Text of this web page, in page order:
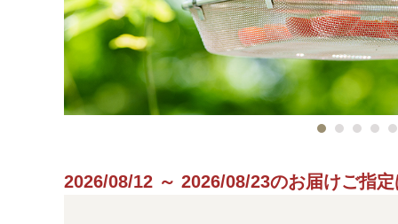
2026/08/12 ～ 2026/08/23のお届けご指